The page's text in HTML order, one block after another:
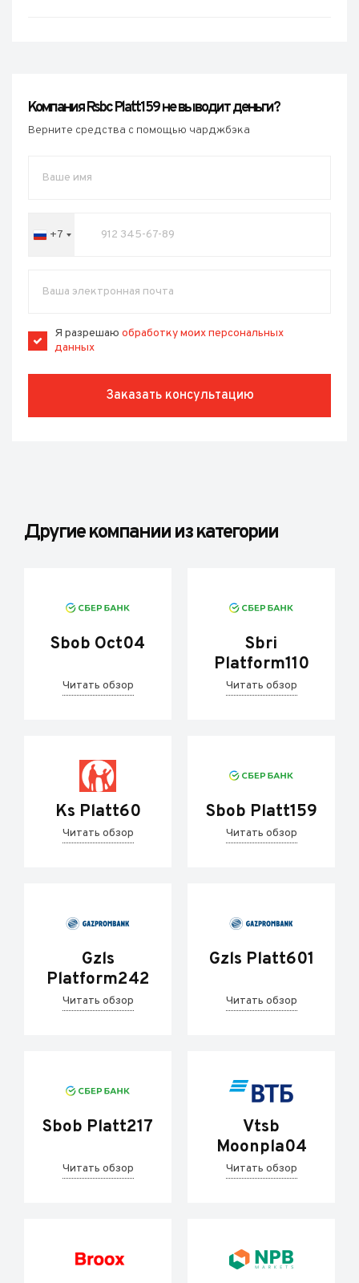
Компания Rsbc Platt159 не выводит деньги?
Верните средства с помощью чарджбэка
Russia
+7
Я разрешаю обработку моих персональных
данных
Заказать консультацию
Другие компании из категории
Sbob Oct04
Читать обзор
Sbri
Platform110
Читать обзор
Ks Platt60
Читать обзор
Sbob Platt159
Читать обзор
Gzls
Platform242
Читать обзор
Gzls Platt601
Читать обзор
Sbob Platt217
Читать обзор
Vtsb
Moonpla04
Читать обзор